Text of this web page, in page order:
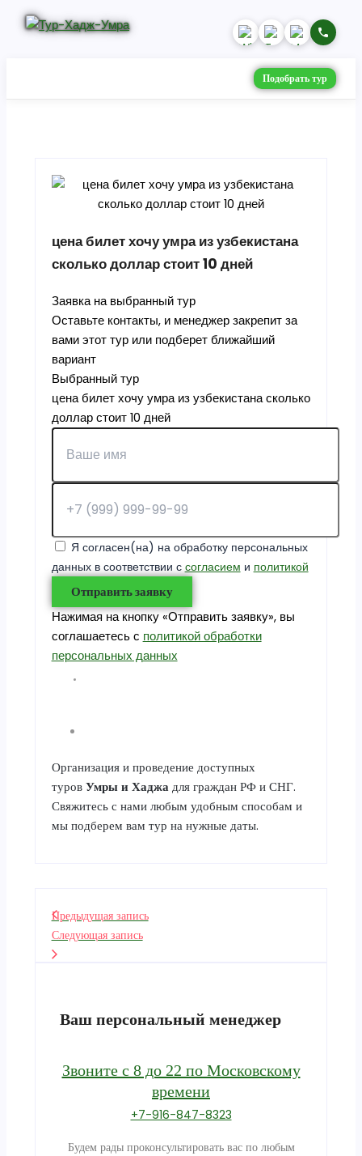
Подобрать тур
цена билет хочу умра из узбекистана
сколько доллар стоит 10 дней
Заявка на выбранный тур
Оставьте контакты, и менеджер закрепит за
вами этот тур или подберет ближайший
вариант
Выбранный тур
цена билет хочу умра из узбекистана сколько
доллар стоит 10 дней
Я согласен(на) на обработку персональных
данных в соответствии с согласием и политикой
Отправить заявку
Нажимая на кнопку «Отправить заявку», вы
соглашаетесь с политикой обработки
персональных данных
Организация и проведение доступных
туров Умры и Хаджадля граждан РФ и СНГ.
Свяжитесь с нами любым удобным способам и
мы подберем вам тур на нужные даты.
Предыдущая запись
Следующая запись
Ваш персональный менеджер
Звоните с 8 до 22 по Московскому
времени
+7-916-847-8323
Будем рады проконсультировать вас по любым